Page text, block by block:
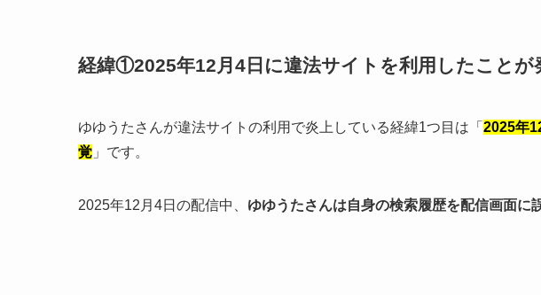
経緯①2025年12月4日に違法サイトを利用したことが
ゆゆうたさんが違法サイトの利用で炎上している経緯1つ目は「 2025年
覚 」です。
2025年12月4日の配信中、 ゆゆうたさんは自身の検索履歴を配信画面に